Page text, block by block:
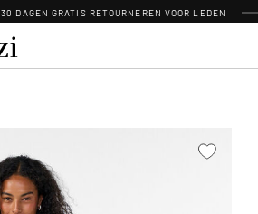
30 DAGEN GRATIS RETOURNEREN VOOR LEDEN